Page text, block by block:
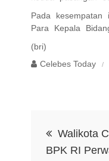
Pada
Para Kepala
(bri)
Celebes Today
Walikota
BPK RI